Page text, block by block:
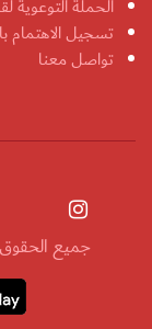
الحملة التوعوية
تسجيل الاهتمام
تواصل معنا
جميع الحقوق